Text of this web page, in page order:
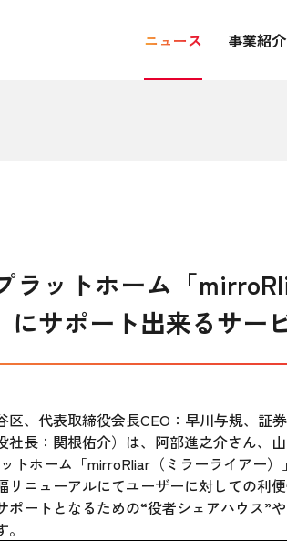
ニュース 事業紹介
ラットホーム「
サポート出来るサー
、代表取締役会長CEO：早川与規、証
長：関根佑介）は、阿部進之介さん、
トホーム「mirroRliar（ミラーライアー
ニューアルにてユーザーに対しての利
ートとなるための“役者シェアハウス”
。